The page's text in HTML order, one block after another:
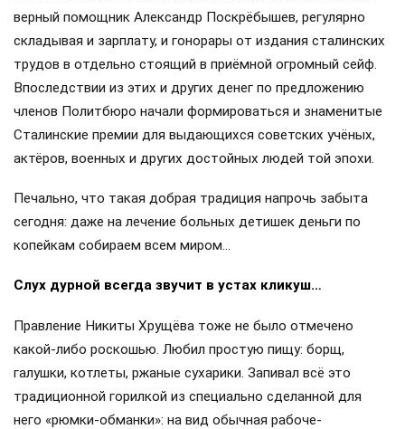
верный помощник Александр Поскрёбышев, регулярно
складывая и зарплату, и гонорары от издания сталинских
трудов в отдельно стоящий в приёмной огромный сейф.
Впоследствии из этих и других денег по предложению
членов Политбюро начали формироваться и знаменитые
Сталинские премии для выдающихся советских учёных,
актёров, военных и других достойных людей той эпохи.
Печально, что такая добрая традиция напрочь забыта
сегодня: даже на лечение больных детишек деньги по
копейкам собираем всем миром…
Слух дурной всегда звучит в устах кликуш…
Правление Никиты Хрущёва тоже не было отмечено
какой-либо роскошью. Любил простую пищу: борщ,
галушки, котлеты, ржаные сухарики. Запивал всё это
традиционной горилкой из специально сделанной для
него «рюмки-обманки»: на вид обычная рабоче-